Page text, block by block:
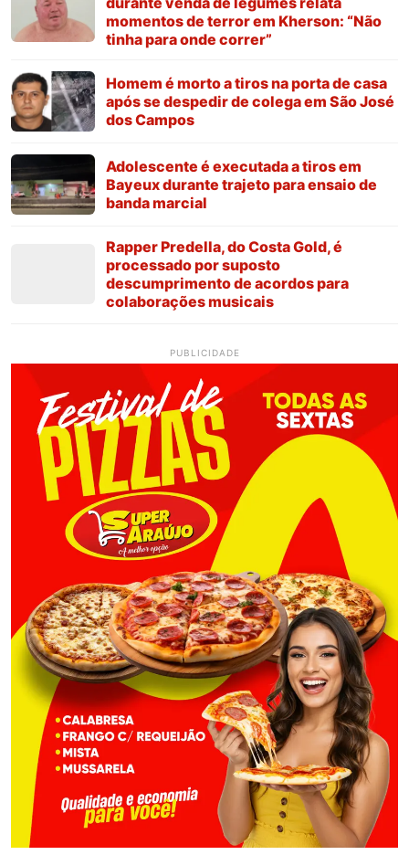
momentos de terror em Kherson: “Não
tinha para onde correr”
Homem é morto a tiros na porta de casa
após se despedir de colega em São José
dos Campos
Adolescente é executada a tiros em
Bayeux durante trajeto para ensaio de
banda marcial
Rapper Predella, do Costa Gold, é
processado por suposto
descumprimento de acordos para
colaborações musicais
PUBLICIDADE